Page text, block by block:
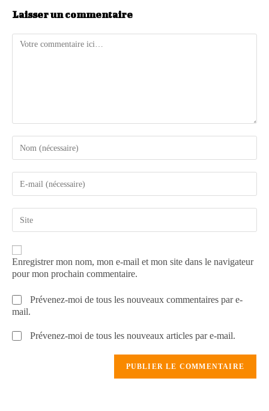
Laisser un commentaire
Enregistrer mon nom, mon e-mail et mon site dans le navigateur
pour mon prochain commentaire.
Prévenez-moi de tous les nouveaux commentaires par e-
mail.
Prévenez-moi de tous les nouveaux articles par e-mail.